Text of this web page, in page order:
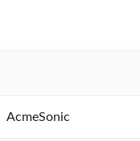
AcmeSonic